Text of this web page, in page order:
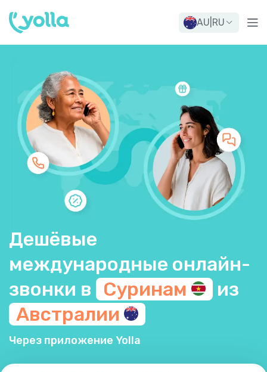
AU RU
Дешёвые
международные онлайн-
звонки в
Суринам
из
Австралии
Через приложение Yolla